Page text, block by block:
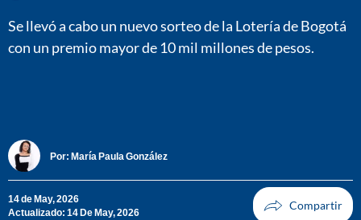
Se llevó a cabo un nuevo sorteo de la Lotería de Bogotá
con un premio mayor de 10 mil millones de pesos.
Por: María Paula González
14 de May, 2026
Actualizado: 14 De May, 2026